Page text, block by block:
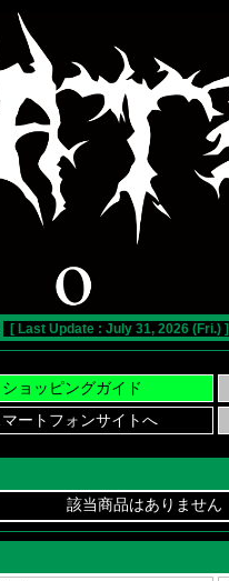
[ Last Update : July 31, 2026 (Fri.) ]
該当商品はありません